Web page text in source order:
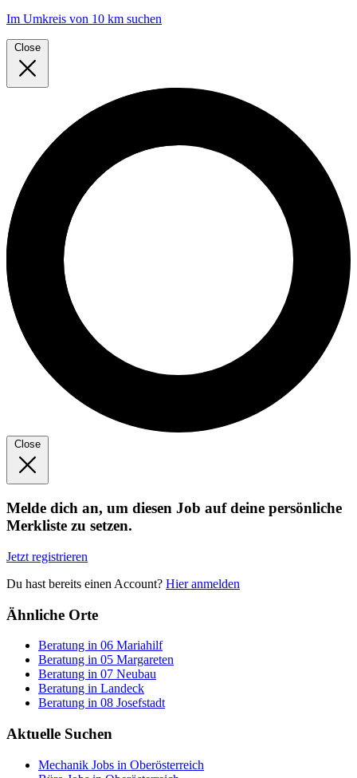
Im Umkreis von 10 km suchen
Close
Close
Melde dich an, um diesen Job auf deine persönliche
Merkliste zu setzen.
Jetzt registrieren
Du hast bereits einen Account? Hier anmelden
Ähnliche Orte
Beratung in 06 Mariahilf
Beratung in 05 Margareten
Beratung in 07 Neubau
Beratung in Landeck
Beratung in 08 Josefstadt
Aktuelle Suchen
Mechanik Jobs in Oberösterreich